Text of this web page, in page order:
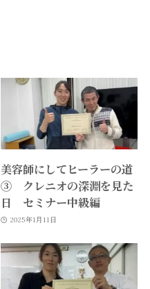
美容師にしてヒーラーの道
③ クレニオの深淵を見た
日 セミナー中級編
2025年1月11日